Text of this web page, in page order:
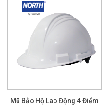
Mũ Bảo Hộ Lao Động 4 Điểm